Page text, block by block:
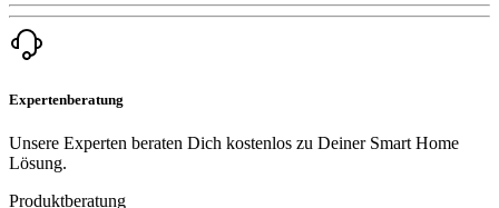
Expertenberatung
Unsere Experten beraten Dich kostenlos zu Deiner Smart Home
Lösung.
Produktberatung